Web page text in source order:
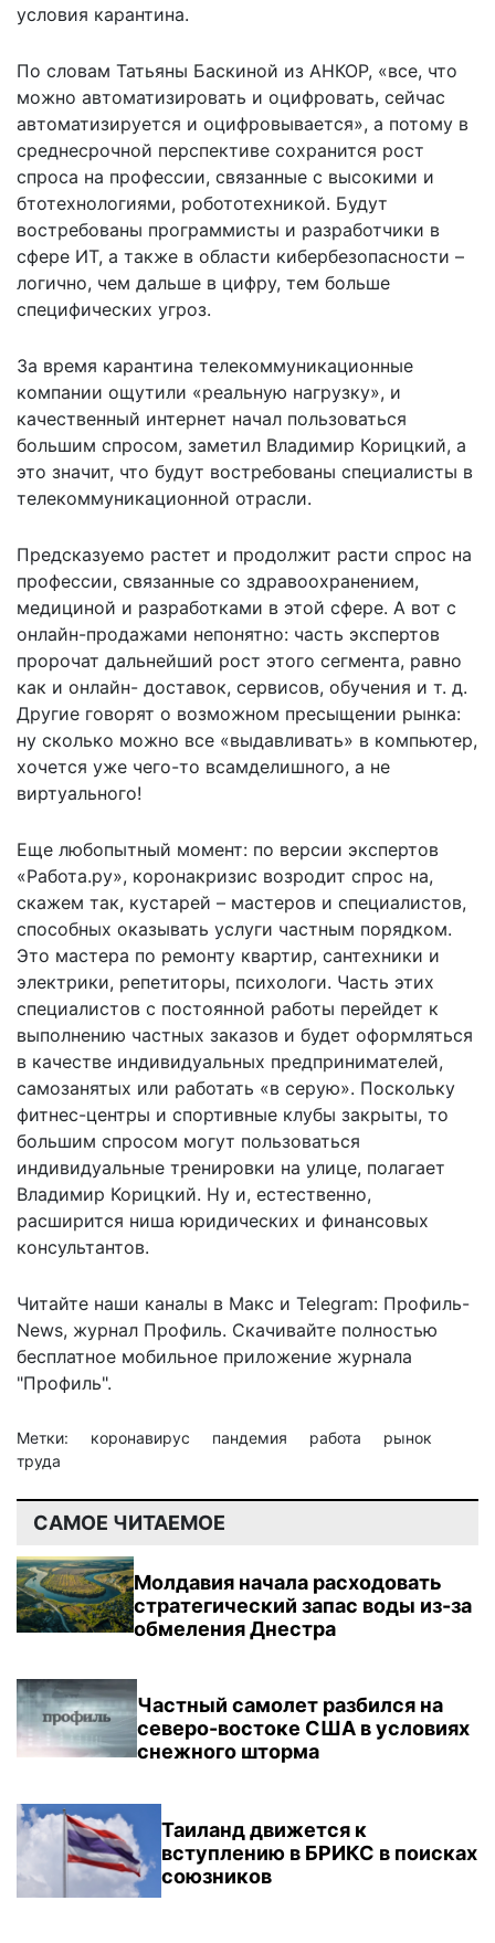
условия карантина.
По словам Татьяны Баскиной из АНКОР, «все, что
можно автоматизировать и оцифровать, сейчас
автоматизируется и оцифровывается», а потому в
среднесрочной перспективе сохранится рост
спроса на профессии, связанные с высокими и
бтотехнологиями, робототехникой. Будут
востребованы программисты и разработчики в
сфере ИТ, а также в области кибербезопасности –
логично, чем дальше в цифру, тем больше
специфических угроз.
За время карантина телекоммуникационные
компании ощутили «реальную нагрузку», и
качественный интернет начал пользоваться
большим спросом, заметил Владимир Корицкий, а
это значит, что будут востребованы специалисты в
телекоммуникационной отрасли.
Предсказуемо растет и продолжит расти спрос на
профессии, связанные со здравоохранением,
медициной и разработками в этой сфере. А вот с
онлайн-продажами непонятно: часть экспертов
пророчат дальнейший рост этого сегмента, равно
как и онлайн- доставок, сервисов, обучения и т. д.
Другие говорят о возможном пресыщении рынка:
ну сколько можно все «выдавливать» в компьютер,
хочется уже чего-то всамделишного, а не
виртуального!
Еще любопытный момент: по версии экспертов
«Работа.ру», коронакризис возродит спрос на,
скажем так, кустарей – мастеров и специалистов,
способных оказывать услуги частным порядком.
Это мастера по ремонту квартир, сантехники и
электрики, репетиторы, психологи. Часть этих
специалистов с постоянной работы перейдет к
выполнению частных заказов и будет оформляться
в качестве индивидуальных предпринимателей,
самозанятых или работать «в серую». Поскольку
фитнес-центры и спортивные клубы закрыты, то
большим спросом могут пользоваться
индивидуальные тренировки на улице, полагает
Владимир Корицкий. Ну и, естественно,
расширится ниша юридических и финансовых
консультантов.
Читайте наши каналы в Макс и Telegram: Профиль-
News, журнал Профиль. Скачивайте полностью
бесплатное мобильное приложение журнала
"Профиль".
Метки: коронавирус пандемия работа
рынок
труда
САМОЕ ЧИТАЕМОЕ
Молдавия начала расходовать
стратегический запас воды из-за
обмеления Днестра
Частный самолет разбился на
северо-востоке США в условиях
снежного шторма
Таиланд движется к
вступлению в БРИКС в поисках
союзников